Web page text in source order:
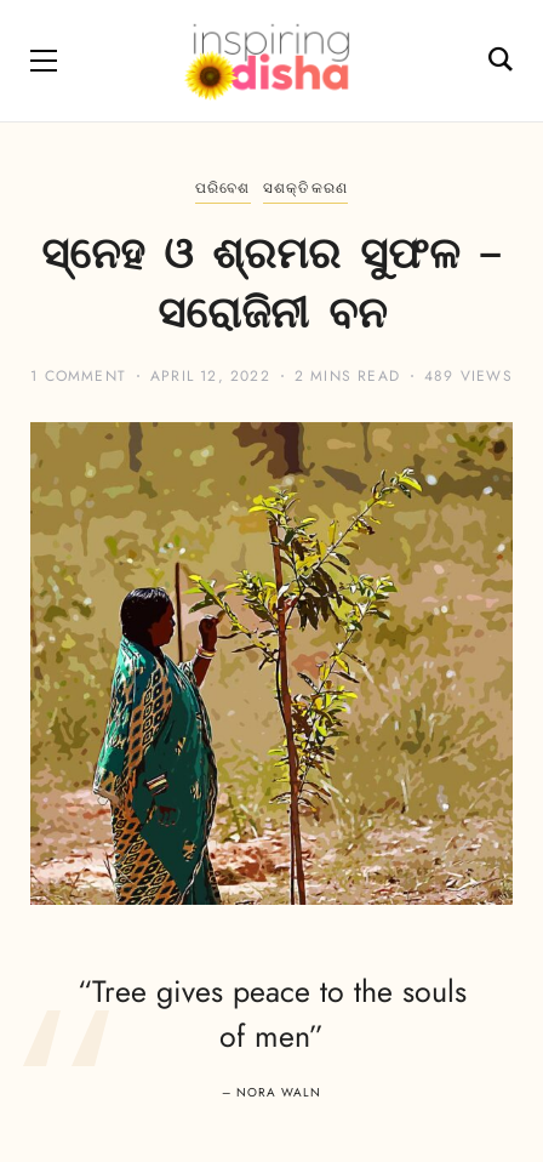
ପରିବେଶ ସଶକ୍ତିକରଣ
ସ୍ନେହ ଓ ଶ୍ରମର ସୁଫଳ –
ସରୋଜିନୀ ବନ
1 COMMENT APRIL 12, 2022 2 MINS READ 489 VIEWS
“Tree gives peace to the souls
of men”
– NORA WALN